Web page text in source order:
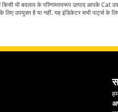
भी बदलाव के परिणामस्वरूप उत्पाद आपके Cat
उपयुक्त है या नहीं. यह इंडिकेटर सभी पार्ट्स के